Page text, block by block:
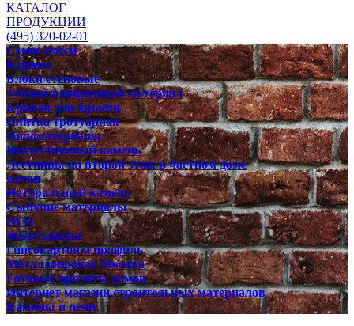
КАТАЛОГ
ПРОДУКЦИИ
(495) 320-02-01
Сухие смеси
Кирпич
Блоки стеновые
Теплоизоляционный материал
Кровля для крыши
Плитка тротуарная
Пиломатериалы
Искусственный камень
Лестницы на второй этаж в частном доме
Бетон
Натуральный камень
Сыпучие материалы
ПГП
ЖБИ заводы
Гипсокартон и профиль
Металлопрокат Москва
Готовые проекты домов
Интернет магазин строительных материалов
Камины и печи